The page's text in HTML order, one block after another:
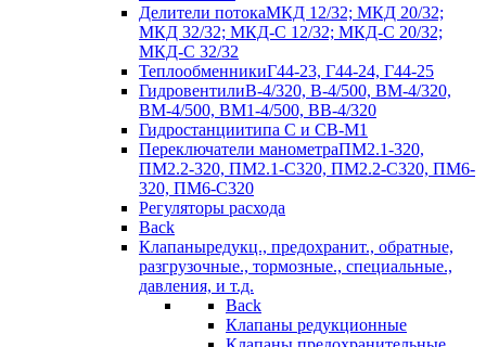
Делители потокаМКД 12/32; МКД 20/32;
МКД 32/32; МКД-С 12/32; МКД-С 20/32;
МКД-С 32/32
ТеплообменникиГ44-23, Г44-24, Г44-25
ГидровентилиВ-4/320, В-4/500, ВМ-4/320,
ВМ-4/500, ВМ1-4/500, ВВ-4/320
Гидростанциитипа С и СВ-М1
Переключатели манометраПМ2.1-320,
ПМ2.2-320, ПМ2.1-С320, ПМ2.2-С320, ПМ6-
320, ПМ6-С320
Регуляторы расхода
Back
Клапаныредукц., предохранит., обратные,
разгрузочные., тормозные., специальные.,
давления, и т.д.
Back
Клапаны редукционные